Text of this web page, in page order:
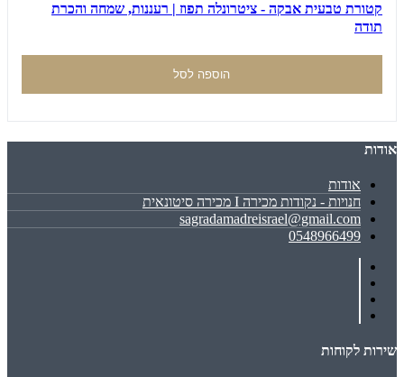
קטורת טבעית אבקה - ציטרונלה תפוז | רעננות, שמחה והכרת
תודה
הוספה לסל
אודות
אודות
חנויות - נקודות מכירה I מכירה סיטונאית
sagradamadreisrael@gmail.com
0548966499
שירות לקוחות